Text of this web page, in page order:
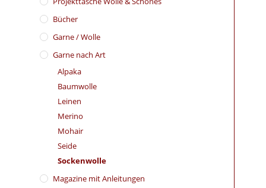
Bücher
Garne / Wolle
Garne nach Art
Alpaka
Baumwolle
Leinen
Merino
Mohair
Seide
Sockenwolle
Magazine mit Anleitungen